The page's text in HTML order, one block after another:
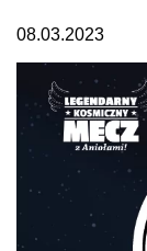
08.03.2023